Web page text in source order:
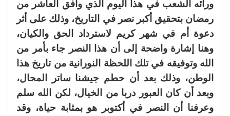
ورائه الشعب في هذا اليوم الذي وافق العاشر من
رمضان بتحقيق أكبر نصر في التاريخ، وذلك على أثر
دعوة أم في شهر كريم لاسترداد الحق والكيان،
وهنا إشارة واضحة إلى أن هذا النصر جاء بأمر من
الله وتوفيقه في تلك اللحظة النورانية من تاريخ هذا
الوطن، وذلك بعد أن حطم جيشنا ساتر المحال،
وبعد أن كان العبور دربا من الخيال، لكن الله سلم
وعرفنا أن النصر في أكتوبر هو بمثابة حياة، وقد